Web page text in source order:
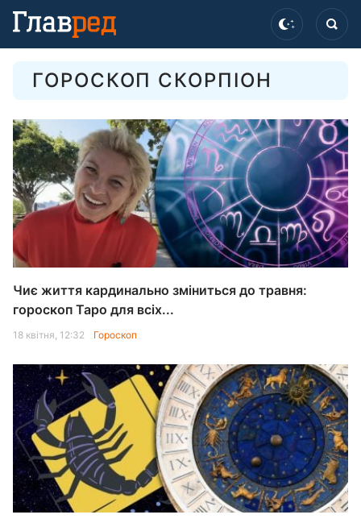
ГОРОСКОП СКОРПІОН
Чиє життя кардинально зміниться до травня:
гороскоп Таро для всіх...
18 квітня, 12:32 Гороскоп